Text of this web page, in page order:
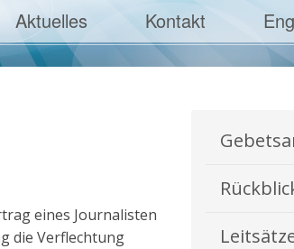
Aktuelles Kontakt
eines Journalisten
die Verflechtung